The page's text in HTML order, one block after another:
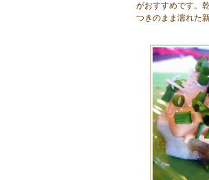
がおすすめです。
つきのまま濡れた